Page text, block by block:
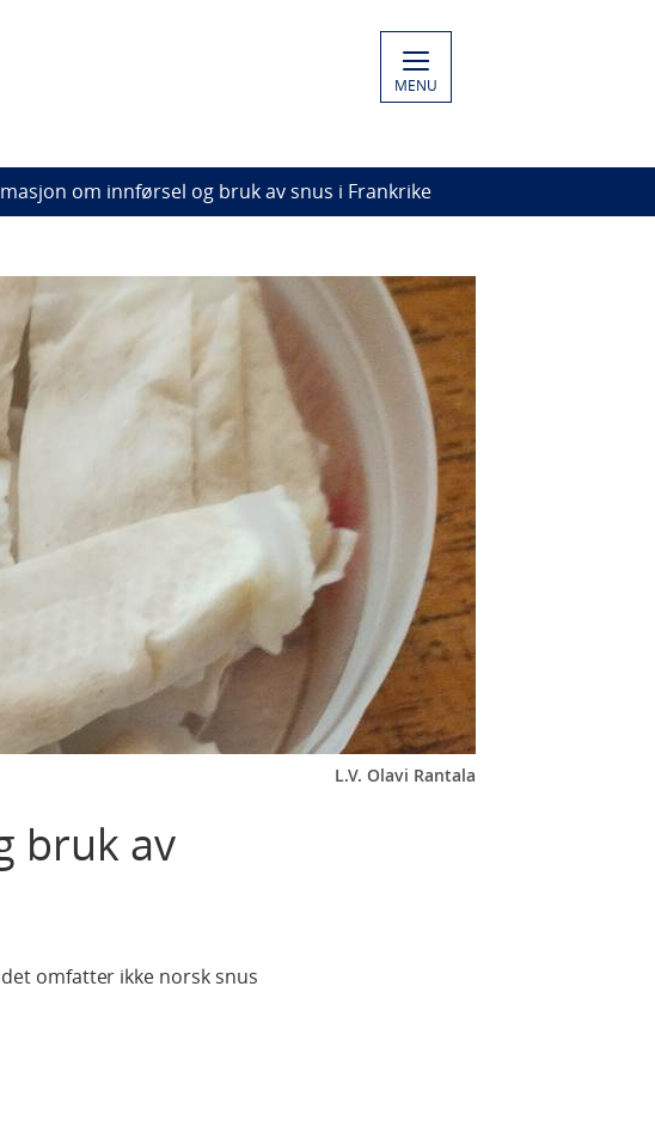
MENU
om innførsel og bruk av snus i Frankrike
L.V. Olavi Rantala
bruk av
omfatter ikke norsk snus